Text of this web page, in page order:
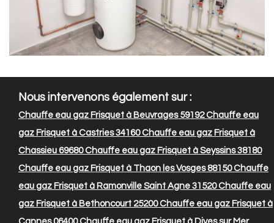
Nous intervenons également sur :
Chauffe eau gaz Frisquet à Beuvrages 59192Chauffe eau
gaz Frisquet à Castries 34160Chauffe eau gaz Frisquet à
Chassieu 69680Chauffe eau gaz Frisquet à Seyssins 38180
Chauffe eau gaz Frisquet à Thaon les Vosges 88150Chauffe
eau gaz Frisquet à Ramonville Saint Agne 31520Chauffe eau
gaz Frisquet à Bethoncourt 25200Chauffe eau gaz Frisquet à